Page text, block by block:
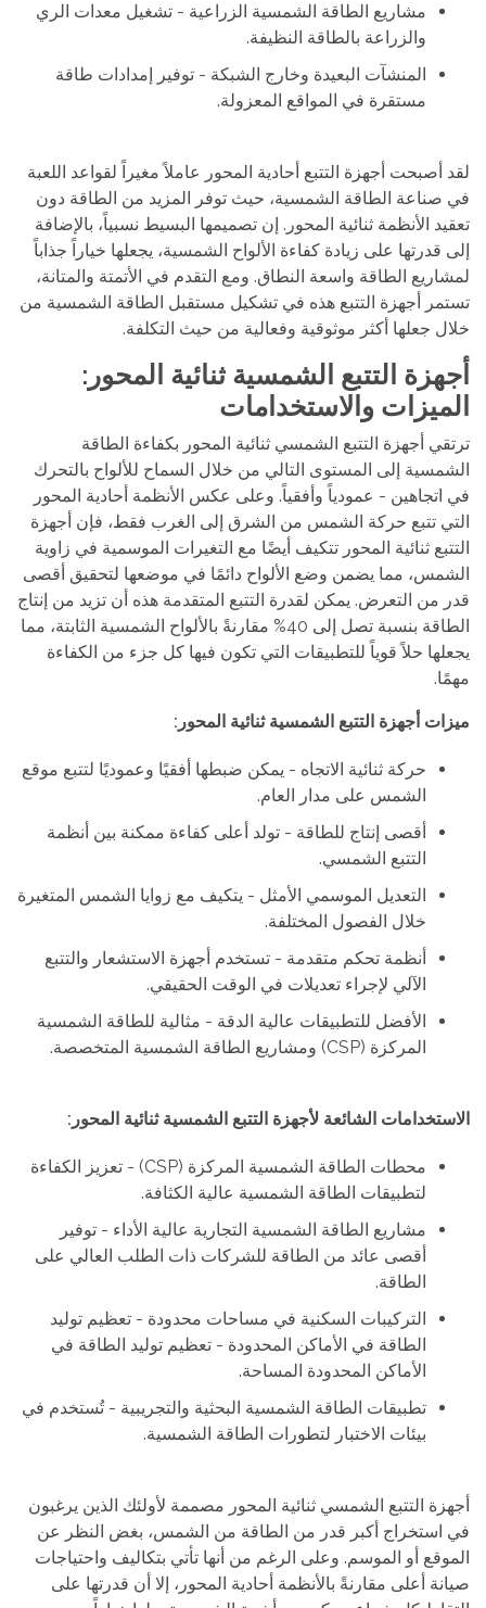
مشاريع الطاقة الشمسية الزراعية - تشغيل معدات الري
والزراعة بالطاقة النظيفة.
المنشآت البعيدة وخارج الشبكة - توفير إمدادات طاقة
مستقرة في المواقع المعزولة.
لقد أصبحت أجهزة التتبع أحادية المحور عاملاً مغيراً لقواعد اللعبة
في صناعة الطاقة الشمسية، حيث توفر المزيد من الطاقة دون
تعقيد الأنظمة ثنائية المحور. إن تصميمها البسيط نسبياً، بالإضافة
إلى قدرتها على زيادة كفاءة الألواح الشمسية، يجعلها خياراً جذاباً
لمشاريع الطاقة واسعة النطاق. ومع التقدم في الأتمتة والمتانة،
تستمر أجهزة التتبع هذه في تشكيل مستقبل الطاقة الشمسية من
خلال جعلها أكثر موثوقية وفعالية من حيث التكلفة.
أجهزة التتبع الشمسية ثنائية المحور:
الميزات والاستخدامات
ترتقي أجهزة التتبع الشمسي ثنائية المحور بكفاءة الطاقة
الشمسية إلى المستوى التالي من خلال السماح للألواح بالتحرك
في اتجاهين - عمودياً وأفقياً. وعلى عكس الأنظمة أحادية المحور
التي تتبع حركة الشمس من الشرق إلى الغرب فقط، فإن أجهزة
التتبع ثنائية المحور تتكيف أيضًا مع التغيرات الموسمية في زاوية
الشمس، مما يضمن وضع الألواح دائمًا في موضعها لتحقيق أقصى
قدر من التعرض. يمكن لقدرة التتبع المتقدمة هذه أن تزيد من إنتاج
الطاقة بنسبة تصل إلى 40% مقارنةً بالألواح الشمسية الثابتة، مما
يجعلها حلاً قوياً للتطبيقات التي تكون فيها كل جزء من الكفاءة
مهمًا.
ميزات أجهزة التتبع الشمسية ثنائية المحور:
حركة ثنائية الاتجاه - يمكن ضبطها أفقيًا وعموديًا لتتبع موقع
الشمس على مدار العام.
أقصى إنتاج للطاقة - تولد أعلى كفاءة ممكنة بين أنظمة
التتبع الشمسي.
التعديل الموسمي الأمثل - يتكيف مع زوايا الشمس المتغيرة
خلال الفصول المختلفة.
أنظمة تحكم متقدمة - تستخدم أجهزة الاستشعار والتتبع
الآلي لإجراء تعديلات في الوقت الحقيقي.
الأفضل للتطبيقات عالية الدقة - مثالية للطاقة الشمسية
المركزة (CSP) ومشاريع الطاقة الشمسية المتخصصة.
الاستخدامات الشائعة لأجهزة التتبع الشمسية ثنائية المحور:
محطات الطاقة الشمسية المركزة (CSP) - تعزيز الكفاءة
لتطبيقات الطاقة الشمسية عالية الكثافة.
مشاريع الطاقة الشمسية التجارية عالية الأداء - توفير
أقصى عائد من الطاقة للشركات ذات الطلب العالي على
الطاقة.
التركيبات السكنية في مساحات محدودة - تعظيم توليد
الطاقة في الأماكن المحدودة - تعظيم توليد الطاقة في
الأماكن المحدودة المساحة.
تطبيقات الطاقة الشمسية البحثية والتجريبية - تُستخدم في
بيئات الاختبار لتطورات الطاقة الشمسية.
أجهزة التتبع الشمسي ثنائية المحور مصممة لأولئك الذين يرغبون
في استخراج أكبر قدر من الطاقة من الشمس، بغض النظر عن
الموقع أو الموسم. وعلى الرغم من أنها تأتي بتكاليف واحتياجات
صيانة أعلى مقارنةً بالأنظمة أحادية المحور، إلا أن قدرتها على